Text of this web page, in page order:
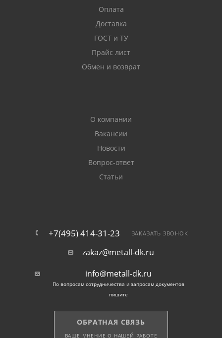
Оплата
Доставка
ГОСТ и ТУ
Прайс лист
Обмен и возврат
О компании
Вакансии
Новости
Вопрос-ответ
Статьи
+7(495) 414-31-23 ЗАКАЗАТЬ ЗВОНОК
zakaz@metall-dk.ru
info@metall-dk.ru
По вопросам сотрудничества и запросам документов
пишите
ОБРАТНАЯ СВЯЗЬ
ВАШЕ МНЕНИЕ О НАШЕЙ РАБОТЕ